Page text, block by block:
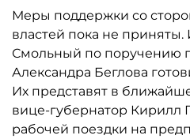
Меры поддержки со
властей пока не приняты.
Смольный по поручению
Александра Беглова
Их представят в
вице-губернатор Кирилл
рабочей поездки на